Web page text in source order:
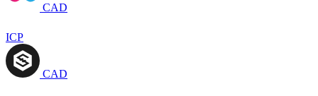
CAD
ICP
CAD